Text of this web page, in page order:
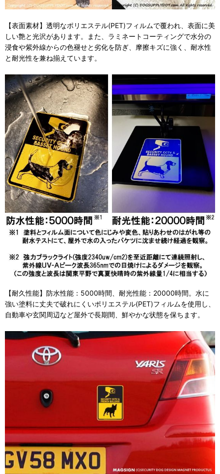
【表面素材】透明なポリエステル(PET)フィルムで覆われ、表面に美
しい艶と光沢があります。また、ラミネートコーティングで水分の
浸食や紫外線からの色褪せと劣化を防ぎ、摩擦キズに強く、耐水性
と耐光性を兼ね揃えています。
【耐久性能】防水性能：5000時間、耐光性能：20000時間。水に
強い塗料に丈夫で破れにくいポリエステル(PET)フィルムを使用し、
自動車や玄関周辺など屋外で長期間、鮮やかな状態を保ちます。